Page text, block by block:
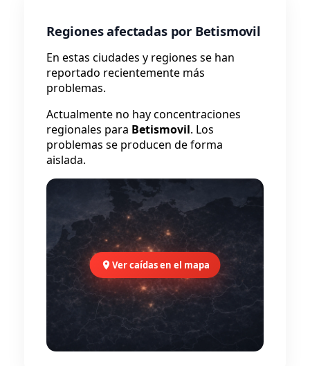
Regiones afectadas por Betismovil
En estas ciudades y regiones se han
reportado recientemente más
problemas.
Actualmente no hay concentraciones
regionales para Betismovil. Los
problemas se producen de forma
aislada.
Ver caídas en el mapa